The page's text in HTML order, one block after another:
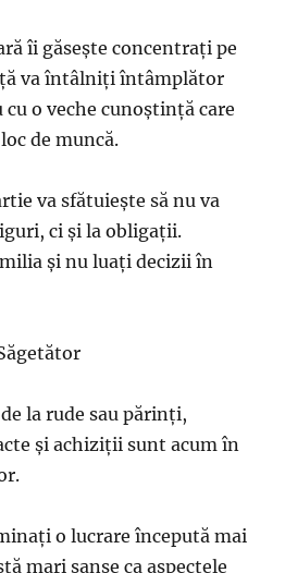
îi găsește concentrați pe
va întâlniți întâmplător
cu o veche cunoștință care
de muncă.
va sfătuiește să nu va
ci și la obligații.
și nu luați decizii în
la rude sau părinți,
și achiziții sunt acum în
o lucrare începută mai
mari șanse ca aspectele